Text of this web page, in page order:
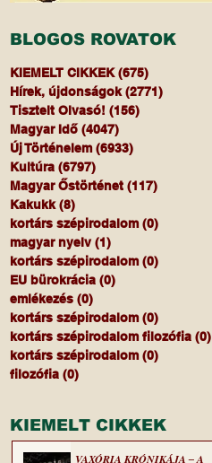
BLOGOS ROVATOK
KIEMELT CIKKEK (675)
Hírek, újdonságok (2771)
Tisztelt Olvasó! (156)
Magyar Idő (4047)
Új Történelem (6933)
Kultúra (6797)
Magyar Őstörténet (117)
Kakukk (8)
kortárs szépirodalom (0)
magyar nyelv (1)
kortárs szépirodalom (0)
EU bürokrácia (0)
emlékezés (0)
kortárs szépirodalom (0)
kortárs szépirodalom filozófia (0)
kortárs szépirodalom (0)
filozófia (0)
KIEMELT CIKKEK
VAXÓRIA KRÓNIKÁJA ‒ A